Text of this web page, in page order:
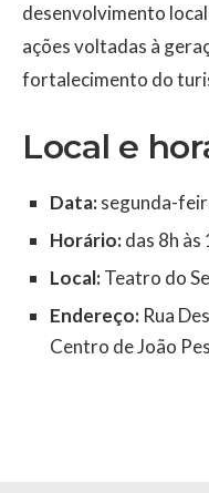
desenvolvimento
ações voltadas à
fortalecimento do
Local e
Data:segunda-
Horário:das 8h às
Local:Teatro do
Endereço: Rua
Centro de João